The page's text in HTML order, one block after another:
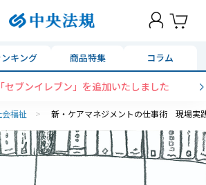
キング 商品特集 コラム
セブンイレブン」を追加いたしました
会福祉 > 新・ケアマネジメントの仕事術 現場実